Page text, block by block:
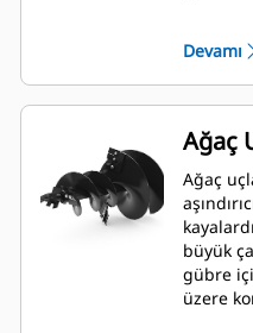
Devamı
Ağaç
Ağaç
kayalardır. Ağaç uçlar, kök
büyük
gübre
üzere